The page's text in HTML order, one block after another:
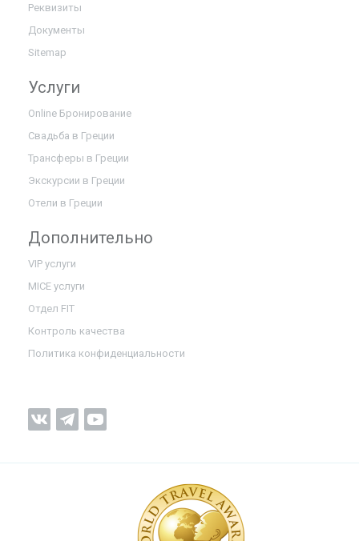
Реквизиты
Документы
Sitemap
Услуги
Online Бронирование
Свадьба в Греции
Трансферы в Греции
Экскурсии в Греции
Отели в Греции
Дополнительно
VIP услуги
MICE услуги
Отдел FIT
Контроль качества
Политика конфиденциальности